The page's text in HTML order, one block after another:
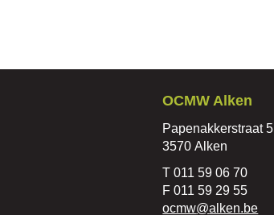
Contact
OCMW Alken
Adres
Papenakkerstraat 5
,3570 Alken
Tel.011 59 06 70
Fax011 59 29 55
E-
ocmw@alken.be